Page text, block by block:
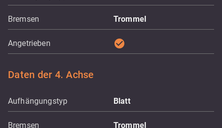
Bremsen Trommel
Angetrieben check_circle
Daten der 4. Achse
Aufhängungstyp Blatt
Bremsen Trommel